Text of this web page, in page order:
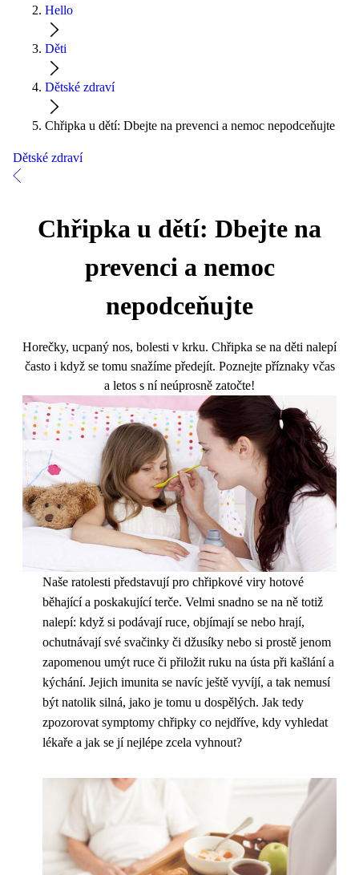
Hello
Děti
Dětské zdraví
Chřipka u dětí: Dbejte na prevenci a nemoc nepodceňujte
Dětské zdraví
Chřipka u dětí: Dbejte na
prevenci a nemoc
nepodceňujte
Horečky, ucpaný nos, bolesti v krku. Chřipka se na děti nalepí
často i když se tomu snažíme předejít. Poznejte příznaky včas
a letos s ní neúprosně zatočte!
Naše ratolesti představují pro chřipkové viry hotové
běhající a poskakující terče. Velmi snadno se na ně totiž
nalepí: když si podávají ruce, objímají se nebo hrají,
ochutnávají své svačinky či džusíky nebo si prostě jenom
zapomenou umýt ruce či přiložit ruku na ústa při kašlání a
kýchání. Jejich imunita se navíc ještě vyvíjí, a tak nemusí
být natolik silná, jako je tomu u dospělých. Jak tedy
zpozorovat symptomy chřipky co nejdříve, kdy vyhledat
lékaře a jak se jí nejlépe zcela vyhnout?